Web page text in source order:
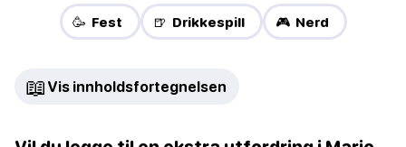
🥳 Fest 🍺 Drikkespill 🎮 Nerd
📖 Vis innholdsfortegnelsen